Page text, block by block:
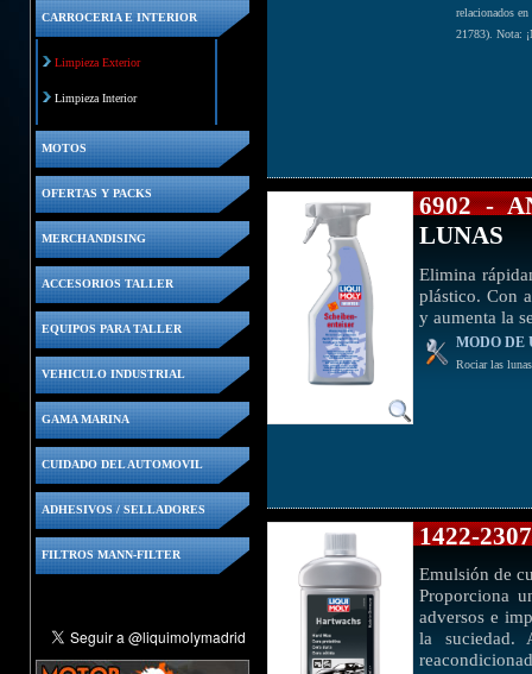
CARROCERIA E INTERIOR
Limpieza Exterior
Limpieza Interior
MOTOS
OFERTAS Y PACKS
MERCHANDISING
ACCESORIOS TALLER
EQUIPOS PARA TALLER
VEHICULO INDUSTRIAL
GAMA MARINA
CUIDADO DEL AUTOMOVIL
ADHESIVOS / SELLADORES
FILTROS MANN-FILTER
relacionados
21783). Nota:
6902 -
LUNAS
Elimina
plástico. Con
y aumenta la
MODO DE
Rociar las
1422-
Emulsión de
Proporciona
adversos e
la suciedad.